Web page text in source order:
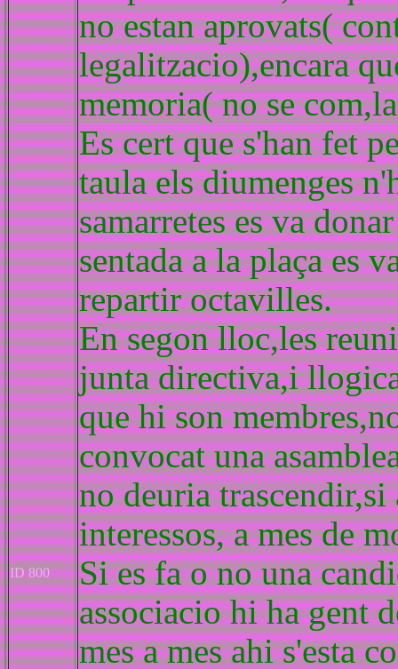
ID 800
no estan aprovats(
legalitzacio),encara
memoria( no se
Es cert que s'han fet
taula els diumenges
samarretes es va
sentada a la plaça es
repartir octavilles.
En segon lloc,les
junta directiva,i
que hi son
convocat una
no deuria
interessos, a mes de
Si es fa o no una
associacio hi ha gent
mes a mes ahi s'esta